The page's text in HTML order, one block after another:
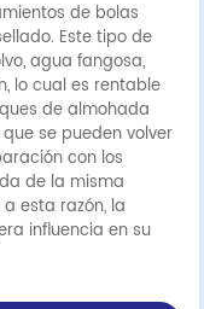
de bolas
Este tipo de
agua fangosa,
lo cual es rentable
de almohada
se pueden volver
con los
de la misma
esta razón, la
influencia en su